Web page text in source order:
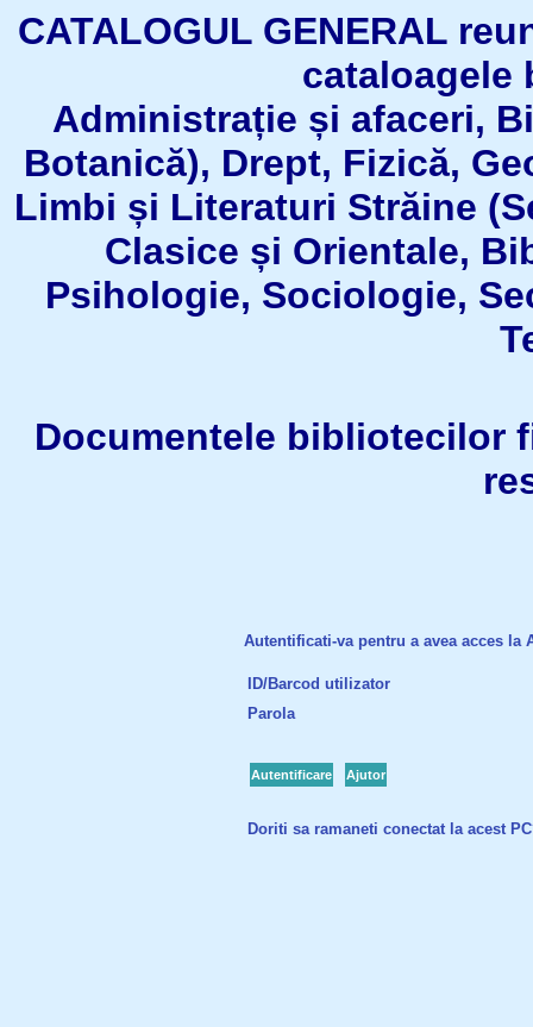
CATALOGUL GENERAL
Administrație și afaceri,
Botanică), Drept, Fizică,
Limbi și Literaturi Străine
Clasice și Orientale,
Psihologie, Sociologie,
Documentele bibliotecilor
Autentificati-va pentru a avea acces
ID/Barcod utilizator
Parola
Autentificare Ajutor
Doriti sa ramaneti conectat la acest